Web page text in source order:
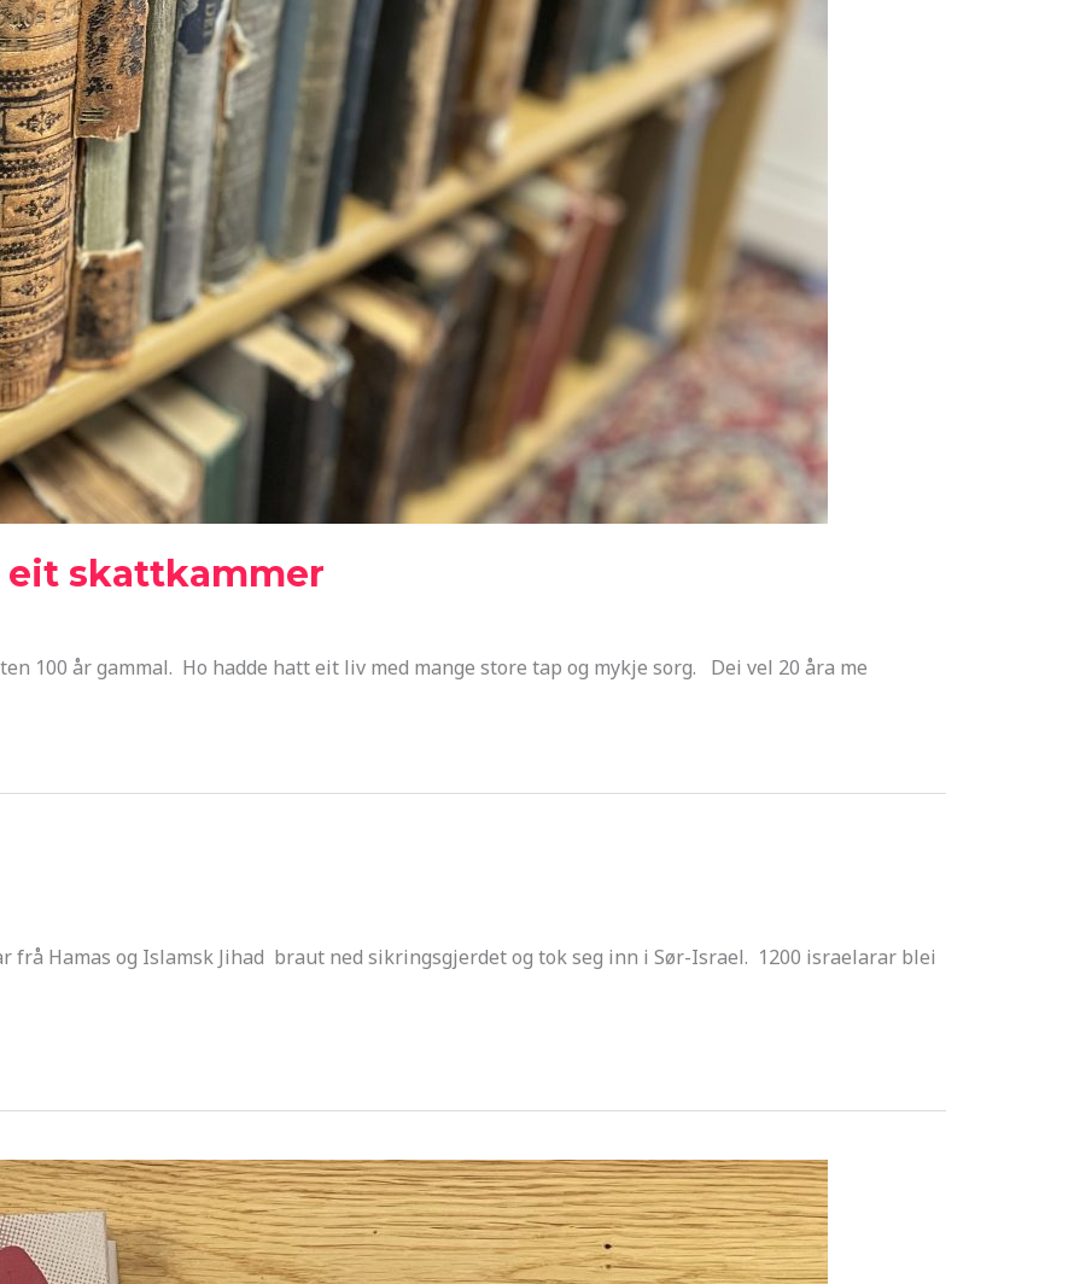
skattkammer
100 år gammal. Ho hadde hatt eit liv med mange store tap og mykje sorg. Dei vel 20 åra me
frå Hamas og Islamsk Jihad braut ned sikringsgjerdet og tok seg inn i Sør-Israel. 1200 israelarar blei